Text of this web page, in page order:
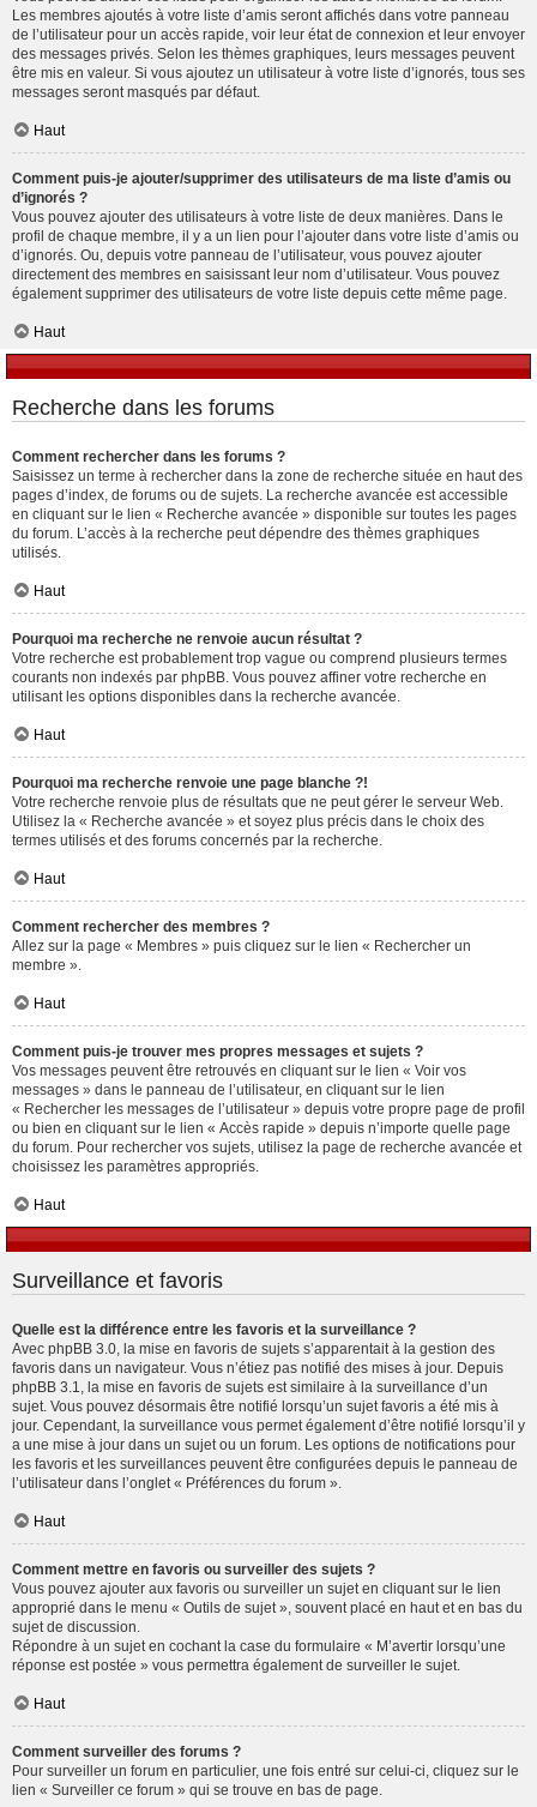
Les membres ajoutés à votre liste d’amis seront affichés dans votre panneau
de l’utilisateur pour un accès rapide, voir leur état de connexion et leur envoyer
des messages privés. Selon les thèmes graphiques, leurs messages peuvent
être mis en valeur. Si vous ajoutez un utilisateur à votre liste d’ignorés, tous ses
messages seront masqués par défaut.
Haut
Comment puis-je ajouter/supprimer des utilisateurs de ma liste d’amis ou
d’ignorés ?
Vous pouvez ajouter des utilisateurs à votre liste de deux manières. Dans le
profil de chaque membre, il y a un lien pour l’ajouter dans votre liste d’amis ou
d’ignorés. Ou, depuis votre panneau de l’utilisateur, vous pouvez ajouter
directement des membres en saisissant leur nom d’utilisateur. Vous pouvez
également supprimer des utilisateurs de votre liste depuis cette même page.
Haut
Recherche dans les forums
Comment rechercher dans les forums ?
Saisissez un terme à rechercher dans la zone de recherche située en haut des
pages d’index, de forums ou de sujets. La recherche avancée est accessible
en cliquant sur le lien « Recherche avancée » disponible sur toutes les pages
du forum. L’accès à la recherche peut dépendre des thèmes graphiques
utilisés.
Haut
Pourquoi ma recherche ne renvoie aucun résultat ?
Votre recherche est probablement trop vague ou comprend plusieurs termes
courants non indexés par phpBB. Vous pouvez affiner votre recherche en
utilisant les options disponibles dans la recherche avancée.
Haut
Pourquoi ma recherche renvoie une page blanche ?!
Votre recherche renvoie plus de résultats que ne peut gérer le serveur Web.
Utilisez la « Recherche avancée » et soyez plus précis dans le choix des
termes utilisés et des forums concernés par la recherche.
Haut
Comment rechercher des membres ?
Allez sur la page « Membres » puis cliquez sur le lien « Rechercher un
membre ».
Haut
Comment puis-je trouver mes propres messages et sujets ?
Vos messages peuvent être retrouvés en cliquant sur le lien « Voir vos
messages » dans le panneau de l’utilisateur, en cliquant sur le lien
« Rechercher les messages de l’utilisateur » depuis votre propre page de profil
ou bien en cliquant sur le lien « Accès rapide » depuis n’importe quelle page
du forum. Pour rechercher vos sujets, utilisez la page de recherche avancée et
choisissez les paramètres appropriés.
Haut
Surveillance et favoris
Quelle est la différence entre les favoris et la surveillance ?
Avec phpBB 3.0, la mise en favoris de sujets s’apparentait à la gestion des
favoris dans un navigateur. Vous n’étiez pas notifié des mises à jour. Depuis
phpBB 3.1, la mise en favoris de sujets est similaire à la surveillance d’un
sujet. Vous pouvez désormais être notifié lorsqu’un sujet favoris a été mis à
jour. Cependant, la surveillance vous permet également d’être notifié lorsqu’il y
a une mise à jour dans un sujet ou un forum. Les options de notifications pour
les favoris et les surveillances peuvent être configurées depuis le panneau de
l’utilisateur dans l’onglet « Préférences du forum ».
Haut
Comment mettre en favoris ou surveiller des sujets ?
Vous pouvez ajouter aux favoris ou surveiller un sujet en cliquant sur le lien
approprié dans le menu « Outils de sujet », souvent placé en haut et en bas du
sujet de discussion.
Répondre à un sujet en cochant la case du formulaire « M’avertir lorsqu’une
réponse est postée » vous permettra également de surveiller le sujet.
Haut
Comment surveiller des forums ?
Pour surveiller un forum en particulier, une fois entré sur celui-ci, cliquez sur le
lien « Surveiller ce forum » qui se trouve en bas de page.